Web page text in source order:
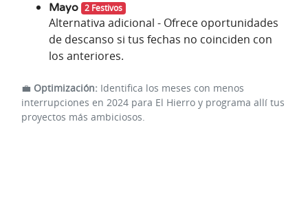
Mayo 2 Festivos
Alternativa adicional - Ofrece oportunidades
de descanso si tus fechas no coinciden con
los anteriores.
💼 Optimización: Identifica los meses con menos
interrupciones en 2024 para El Hierro y programa allí tus
proyectos más ambiciosos.